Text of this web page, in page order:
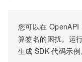
您可以在 OpenAPI
算签名的困扰。运
生成 SDK 代码示例